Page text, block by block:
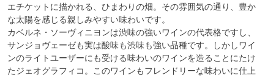
エチケットに描かれる、ひまわりの畑。その雰囲気の通り、豊か
な太陽を感じる親しみやすい味わいです。
カベルネ・ソーヴィニヨンは渋味の強いワインの代表格ですし、
サンジョヴェーゼも実は酸味も渋味も強い品種です。しかしワイ
ンのライトユーザーにも受ける味わいのワインを造ることにたけ
たジェオグラフィコ。このワインもフレンドリーな味わいに仕上